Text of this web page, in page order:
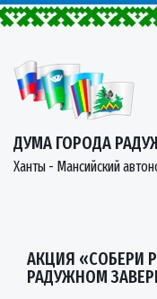
ДУМА ГОРОДА
Ханты - Мансийский
АКЦИЯ «СОБЕРИ
РАДУЖНОМ